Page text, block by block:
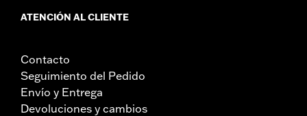
ATENCIÓN AL CLIENTE
Contacto
Seguimiento del Pedido
Envío y Entrega
Devoluciones y cambios